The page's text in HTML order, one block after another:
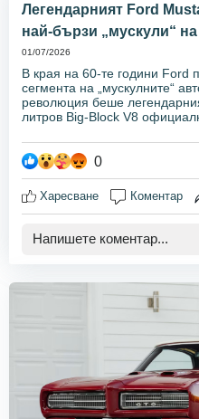
Легендарният Ford
най-бързи „мускули“
01/07/2026
В края на 60-те години Ford
сегмента на „мускулните“
революция беше
литров Big-Block V8
0
Харесване Коментар